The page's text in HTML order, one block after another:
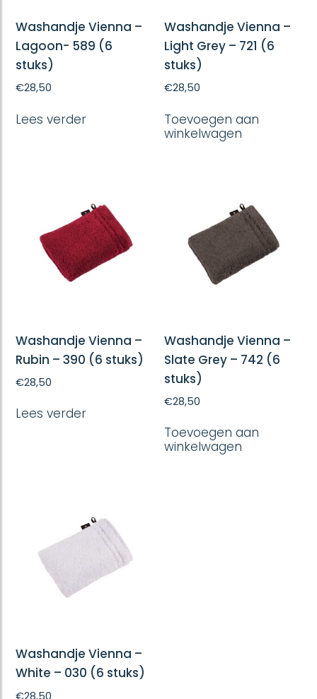
Washandje Vienna –
Lagoon- 589 (6
stuks)
€28,50
Lees verder
Washandje Vienna –
Light Grey – 721 (6
stuks)
€28,50
Toevoegen aan
winkelwagen
Washandje Vienna –
Rubin – 390 (6 stuks)
€28,50
Lees verder
Washandje Vienna –
Slate Grey – 742 (6
stuks)
€28,50
Toevoegen aan
winkelwagen
Washandje Vienna –
White – 030 (6 stuks)
€28,50